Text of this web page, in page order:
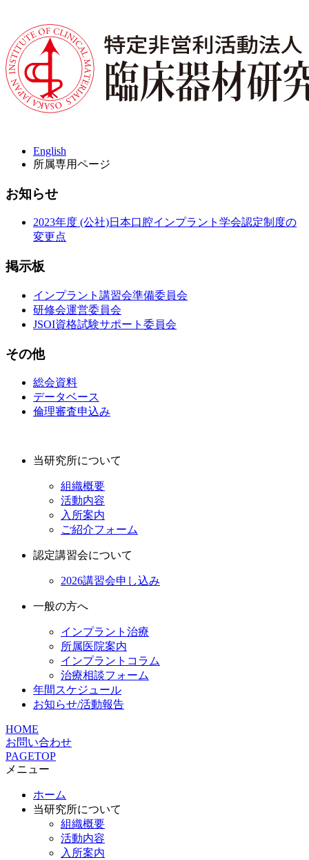
English
所属専用ページ
お知らせ
2023年度 (公社)日本口腔インプラント学会認定制度の
変更点
掲示板
インプラント講習会準備委員会
研修会運営委員会
JSOI資格試験サポート委員会
その他
総会資料
データベース
倫理審査申込み
当研究所について
組織概要
活動内容
入所案内
ご紹介フォーム
認定講習会について
2026講習会申し込み
一般の方へ
インプラント治療
所属医院案内
インプラントコラム
治療相談フォーム
年間スケジュール
お知らせ/活動報告
HOME
お問い合わせ
PAGETOP
メニュー
ホーム
当研究所について
組織概要
活動内容
入所案内